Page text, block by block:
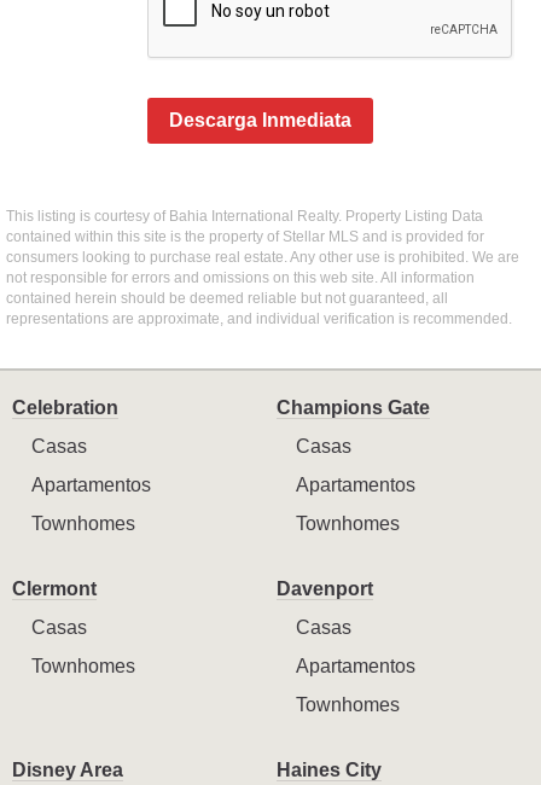
Descarga Inmediata
This listing is courtesy of Bahia International Realty. Property Listing Data
contained within this site is the property of Stellar MLS and is provided for
consumers looking to purchase real estate. Any other use is prohibited. We are
not responsible for errors and omissions on this web site. All information
contained herein should be deemed reliable but not guaranteed, all
representations are approximate, and individual verification is recommended.
Celebration
Casas
Apartamentos
Townhomes
Champions Gate
Casas
Apartamentos
Townhomes
Clermont
Casas
Townhomes
Davenport
Casas
Apartamentos
Townhomes
Disney Area
Haines City